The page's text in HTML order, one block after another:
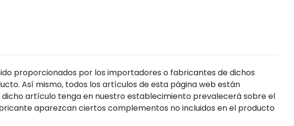
proporcionados por los importadores o fabricantes de dichos
Así mismo, todos los artículos de esta página web están
artículo tenga en nuestro establecimiento prevalecerá sobre el
aparezcan ciertos complementos no incluidos en el producto